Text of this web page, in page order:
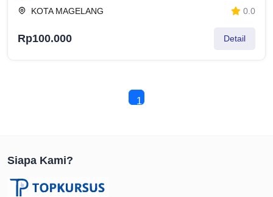
KOTA MAGELANG 0.0
Rp100.000 Detail
1
Siapa Kami?